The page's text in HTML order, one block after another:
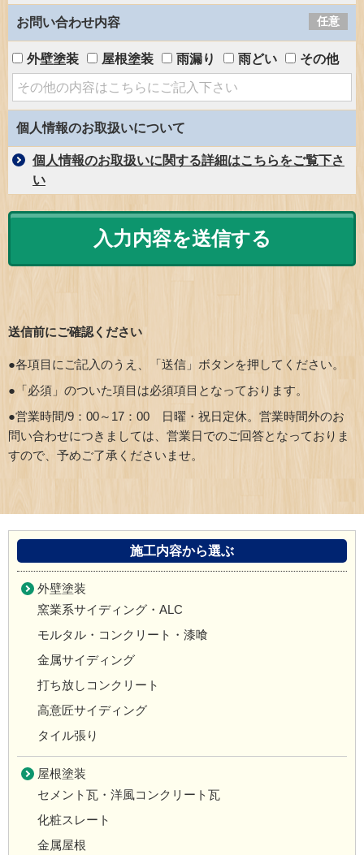
お問い合わせ内容 任意
外壁塗装 屋根塗装 雨漏り 雨どい その他
個人情報のお取扱いについて
個人情報のお取扱いに関する詳細はこちらをご覧下さ
い
送信前にご確認ください
●各項目にご記入のうえ、「送信」ボタンを押してください。
●「必須」のついた項目は必須項目となっております。
●営業時間/9：00～17：00 日曜・祝日定休。営業時間外のお
問い合わせにつきましては、営業日でのご回答となっておりま
すので、予めご了承くださいませ。
施工内容から選ぶ
外壁塗装
窯業系サイディング・ALC
モルタル・コンクリート・漆喰
金属サイディング
打ち放しコンクリート
高意匠サイディング
タイル張り
屋根塗装
セメント瓦・洋風コンクリート瓦
化粧スレート
金属屋根